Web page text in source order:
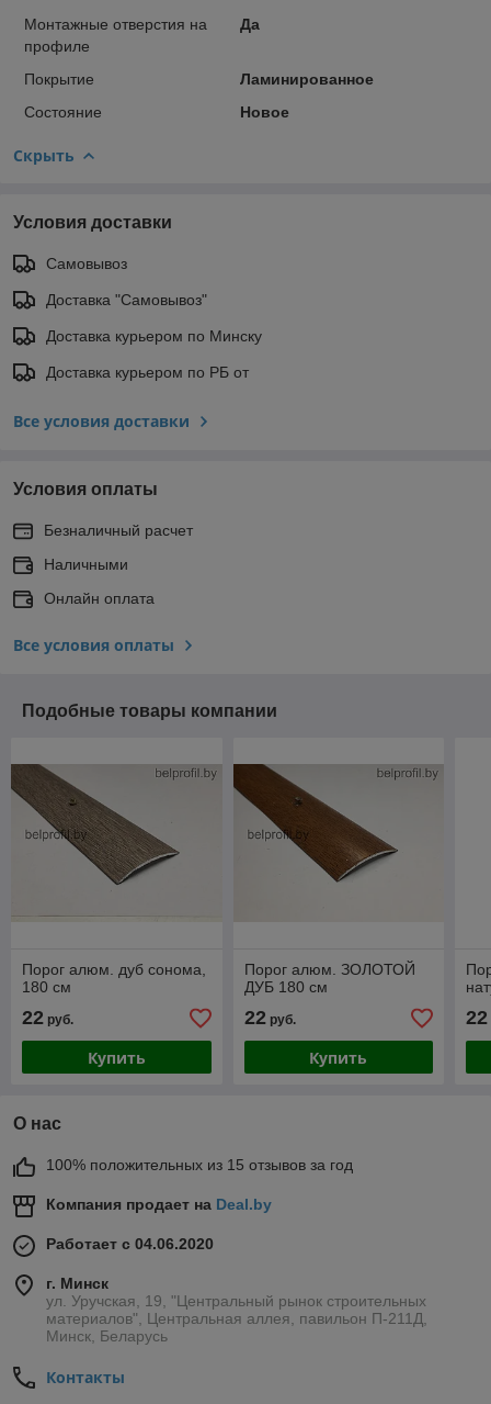
Монтажные отверстия на
профиле
Да
Покрытие
Ламинированное
Состояние
Новое
Скрыть
Условия доставки
Самовывоз
Доставка "Самовывоз"
Доставка курьером по Минску
Доставка курьером по РБ от
Все условия доставки
Условия оплаты
Безналичный расчет
Наличными
Онлайн оплата
Все условия оплаты
Подобные товары компании
Порог алюм. дуб сонома,
180 см
22 руб.
Купить
Порог алюм. ЗОЛОТОЙ
ДУБ 180 см
22руб.
Купить
22
О нас
100% положительных из 15 отзывов за год
Компания продает на Deal.by
Работает с 04.06.2020
г. Минск
ул. Уручская, 19, "Центральный рынок строительных
материалов", Центральная аллея, павильон П-211Д,
Минск, Беларусь
Контакты